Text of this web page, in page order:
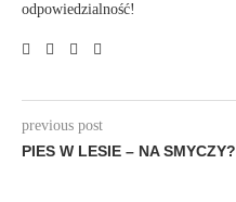
odpowiedzialność!
previous post
PIES W LESIE – NA SMYCZY?